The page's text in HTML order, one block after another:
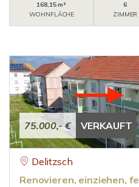
168,15 m²
WOHNFLÄCHE
6
ZIMMER
75.000,- € VERKAUFT
Delitzsch
Renovieren, einziehen,